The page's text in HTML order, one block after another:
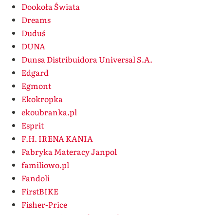
Dookoła Świata
Dreams
Duduś
DUNA
Dunsa Distribuidora Universal S.A.
Edgard
Egmont
Ekokropka
ekoubranka.pl
Esprit
F.H. IRENA KANIA
Fabryka Materacy Janpol
familiowo.pl
Fandoli
FirstBIKE
Fisher-Price